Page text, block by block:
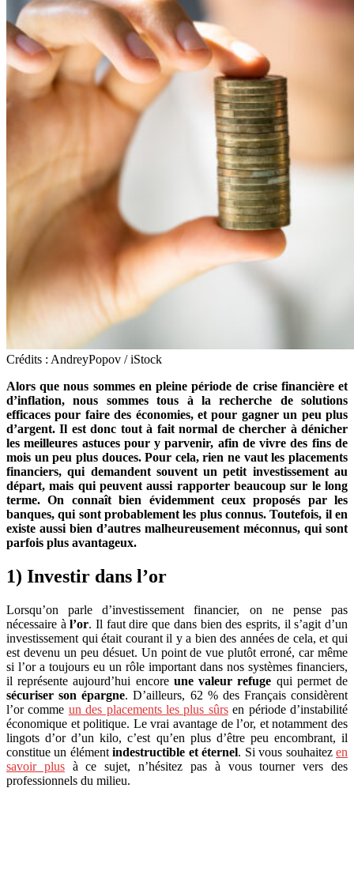
Crédits : AndreyPopov / iStock
Alors que nous sommes en pleine période de crise financière et
d’inflation, nous sommes tous à la recherche de solutions
efficaces pour faire des économies, et pour gagner un peu plus
d’argent. Il est donc tout à fait normal de chercher à dénicher
les meilleures astuces pour y parvenir, afin de vivre des fins de
mois un peu plus douces. Pour cela, rien ne vaut les placements
financiers, qui demandent souvent un petit investissement au
départ, mais qui peuvent aussi rapporter beaucoup sur le long
terme. On connaît bien évidemment ceux proposés par les
banques, qui sont probablement les plus connus. Toutefois, il en
existe aussi bien d’autres malheureusement méconnus, qui sont
parfois plus avantageux.
1) Investir dans l’or
Lorsqu’on parle d’investissement financier, on ne pense pas
nécessaire àl’or. Il faut dire que dans bien des esprits, il s’agit d’un
investissement qui était courant il y a bien des années de cela, et qui
est devenu un peu désuet. Un point de vue plutôt erroné, car même
si l’or a toujours eu un rôle important dans nos systèmes financiers,
il représente aujourd’hui encore une valeur refuge qui permet de
sécuriser son épargne. D’ailleurs, 62 % des Français considèrent
l’or comme un des placements les plus sûrsen période d’instabilité
économique et politique. Le vrai avantage de l’or, et notamment des
lingots d’or d’un kilo, c’est qu’en plus d’être peu encombrant, il
constitue un élémentindestructible et éternel. Si vous souhaitezen
savoir plusà ce sujet, n’hésitez pas à vous tourner vers des
professionnels du milieu.